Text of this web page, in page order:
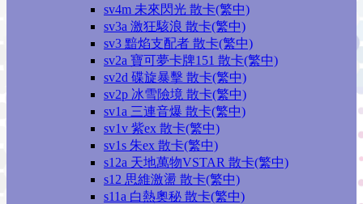
sv4m 未來閃光 散卡(繁中)
sv3a 激狂駭浪 散卡(繁中)
sv3 黯焰支配者 散卡(繁中)
sv2a 寶可夢卡牌151 散卡(繁中)
sv2d 碟旋暴擊 散卡(繁中)
sv2p 冰雪險境 散卡(繁中)
sv1a 三連音爆 散卡(繁中)
sv1v 紫ex 散卡(繁中)
sv1s 朱ex 散卡(繁中)
s12a 天地萬物VSTAR 散卡(繁中)
s12 思維激盪 散卡(繁中)
s11a 白熱奧秘 散卡(繁中)